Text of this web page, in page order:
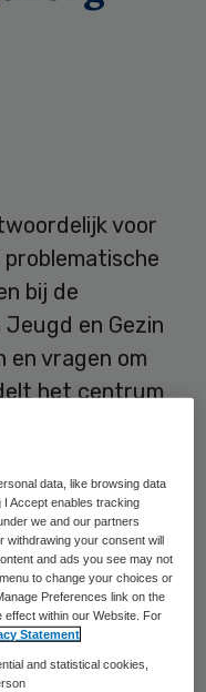
voor
bij de
en Gezin
en vragen om
het centrum
kabinet op de
data, like browsing data
I Accept enables tracking
we and our partners
withdrawing your consent will
and ads you see may not
to change your choices or
Preferences link on the
effect within our Website. For
Statement
and statistical cookies,